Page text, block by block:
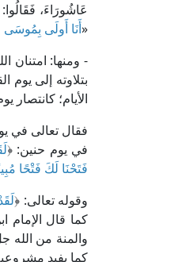
عَاشُورَاءَ،
«أَنَا أَولَى
- ومنها: امتنان
بتلاوته إلى يوم
الأيام؛ كانتصار
فقال تعالى في
في يوم حنين: ﴿
فَتَحْنَا لَكَ فَتْحًا
وقوله تعالى: ﴿
والمنة من الله
كما يفيد